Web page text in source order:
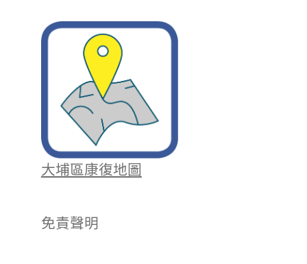
大埔區康復地圖
免責聲明